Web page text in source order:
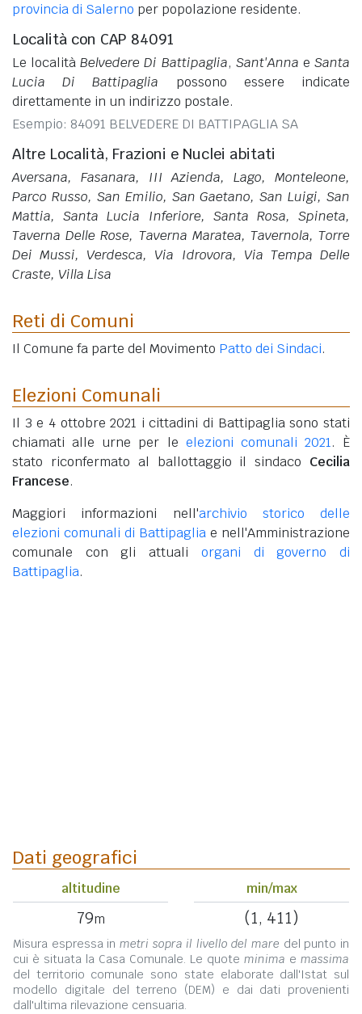
provincia di Salerno per popolazione residente.
Località con CAP 84091
Le localitàBelvedere Di Battipaglia, Sant'Anna eSanta
Lucia Di Battipaglia possono essere indicate
direttamente in un indirizzo postale.
Esempio: 84091 BELVEDERE DI BATTIPAGLIA SA
Altre Località, Frazioni e Nuclei abitati
Aversana, Fasanara, III Azienda, Lago, Monteleone,
Parco Russo, San Emilio, San Gaetano, San Luigi, San
Mattia, Santa Lucia Inferiore, Santa Rosa, Spineta,
Taverna Delle Rose, Taverna Maratea, Tavernola, Torre
Dei Mussi, Verdesca, Via Idrovora, Via Tempa Delle
Craste, Villa Lisa
Reti di Comuni
Il Comune fa parte del Movimento Patto dei Sindaci.
Elezioni Comunali
Il 3 e 4 ottobre 2021 i cittadini di Battipaglia sono stati
chiamati alle urne per le elezioni comunali 2021. È
stato riconfermato al ballottaggio il sindaco Cecilia
Francese.
Maggiori informazioni nell'archivio storico delle
elezioni comunali di Battipaglia e nell'Amministrazione
comunale con gli attuali organi di governo di
Battipaglia.
Dati geografici
altitudine
79m
min/max
(1, 411)
Misura espressa in metri sopra il livello del mare del punto in
cui è situata la Casa Comunale. Le quote minima e massima
del territorio comunale sono state elaborate dall'Istat sul
modello digitale del terreno (DEM) e dai dati provenienti
dall'ultima rilevazione censuaria.